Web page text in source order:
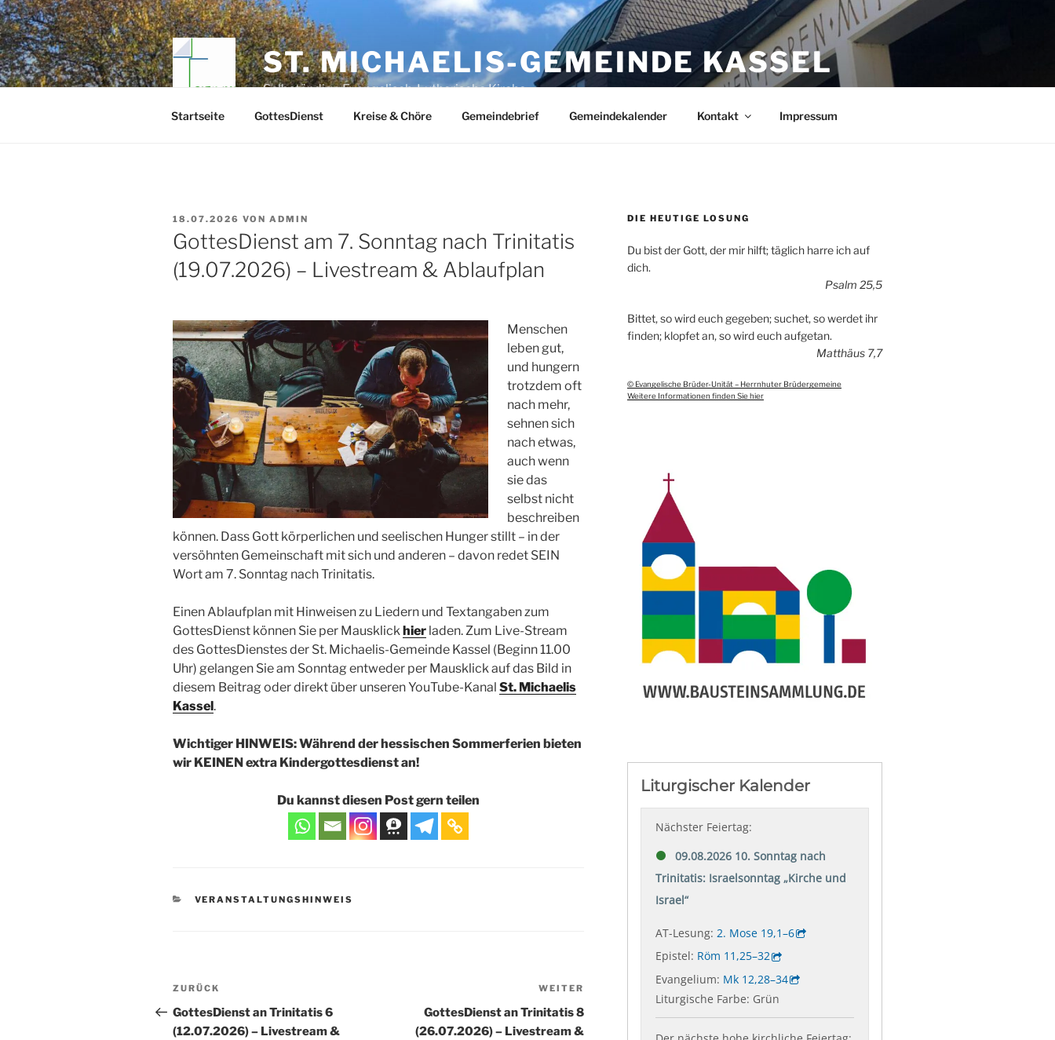
Zum
Inhalt
springen
ST. MICHAELIS-GEMEINDE KASSEL
Selbständige Evangelisch-Lutherische Kirche
Startseite GottesDienst Kreise & Chöre Gemeindebrief Gemeindekalender Kontakt Impressum
VERÖFFENTLICHT
AM
18.07.2026 VON ADMIN
GottesDienst am 7. Sonntag nach Trinitatis
(19.07.2026) – Livestream & Ablaufplan
Menschen
leben gut,
und hungern
trotzdem oft
nach mehr,
sehnen sich
nach etwas,
auch wenn
sie das
selbst nicht
beschreiben
können. Dass Gott körperlichen und seelischen Hunger stillt – in der
versöhnten Gemeinschaft mit sich und anderen – davon redet SEIN
Wort am 7. Sonntag nach Trinitatis.
Einen Ablaufplan mit Hinweisen zu Liedern und Textangaben zum
GottesDienst können Sie per Mausklick hier laden. Zum Live-Stream
des GottesDienstes der St. Michaelis-Gemeinde Kassel (Beginn 11.00
Uhr) gelangen Sie am Sonntag entweder per Mausklick auf das Bild in
diesem Beitrag oder direkt über unseren YouTube-Kanal St. Michaelis
Kassel.
Wichtiger HINWEIS: Während der hessischen Sommerferien bieten
wir KEINEN extra Kindergottesdienst an!
Du kannst diesen Post gern teilen
KATEGORIEN
VERANSTALTUNGSHINWEIS
Beitragsnavigation
Vorheriger
Beitrag
ZURÜCK
GottesDienst an Trinitatis 6
(12.07.2026) – Livestream &
Beitrag
WEITER
GottesDienst an Trinitatis 8
(26.07.2026) – Livestream &
DIE HEUTIGE LOSUNG
Du bist der Gott, der mir hilft; täglich harre ich auf
dich.
Psalm 25,5
Bittet, so wird euch gegeben; suchet, so werdet ihr
finden; klopfet an, so wird euch aufgetan.
Matthäus 7,7
© Evangelische Brüder-Unität – Herrnhuter Brüdergemeine
Weitere Informationen finden Sie hier